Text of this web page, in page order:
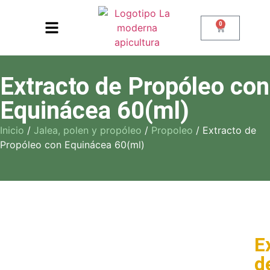
0
Extracto de Propóleo con
Equinácea 60(ml)
Inicio / Jalea, polen y propóleo / Propoleo / Extracto de
Propóleo con Equinácea 60(ml)